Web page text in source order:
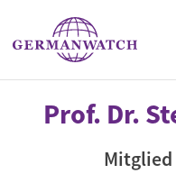
Direkt zum Inhalt
Stichwortsuche
Prof. Dr.
Mitglied